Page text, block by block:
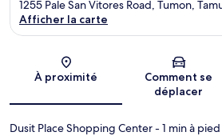
Carte
1255 Pale San Vitores Road, Tumon,
Afficher la carte
À proximité
Comment se
déplacer
Dusit Place Shopping Center- 1 min à pied